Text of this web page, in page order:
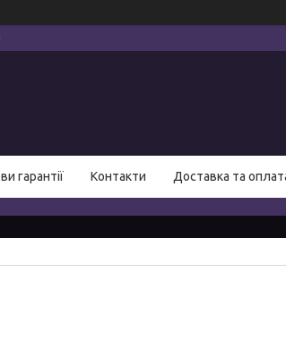
гарантії Контакти Доставка та